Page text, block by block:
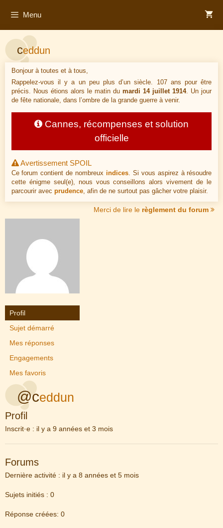
Menu
ceddun
Bonjour à toutes et à tous,
Rappelez-vous il y a un peu plus d’un siècle. 107 ans pour être
précis. Nous étions alors le matin dumardi 14 juillet 1914. Un jour
de fête nationale, dans l’ombre de la grande guerre à venir.
Cannes, récompenses et solution
officielle
Avertissement SPOIL
Ce forum contient de nombreux indices . Si vous aspirez à résoudre
cette énigme seul(e), nous vous conseillons alors vivement de le
parcourir avec prudence, afin de ne surtout pas gâcher votre plaisir.
Merci de lire le règlement du forum
Profil
Sujet démarré
Mes réponses
Engagements
Mes favoris
@ceddun
Profil
Inscrit·e : il y a 9 années et 3 mois
Forums
Dernière activité : il y a 8 années et 5 mois
Sujets initiés : 0
Réponse créées: 0